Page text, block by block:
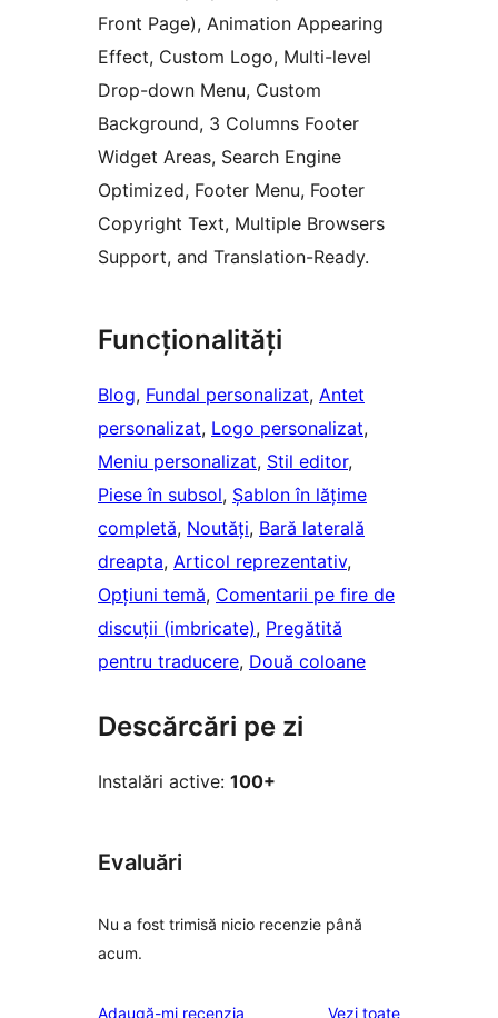
Front Page), Animation Appearing
Effect, Custom Logo, Multi-level
Drop-down Menu, Custom
Background, 3 Columns Footer
Widget Areas, Search Engine
Optimized, Footer Menu, Footer
Copyright Text, Multiple Browsers
Support, and Translation-Ready.
Funcționalități
Blog, Fundal personalizat, Antet
personalizat, Logo personalizat
Meniu personalizat, Stil editor
Piese în subsol, Șablon în lățime
completă, Noutăți, Bară laterală
dreapta, Articol reprezentativ
Opțiuni temă, Comentarii pe fire de
discuții (imbricate), Pregătită
pentru traducere, Două coloane
Descărcări pe zi
Instalări active: 100+
Evaluări
Nu a fost trimisă nicio recenzie până
acum.
Adaugă-mi recenzia Vezi toaterecenziile